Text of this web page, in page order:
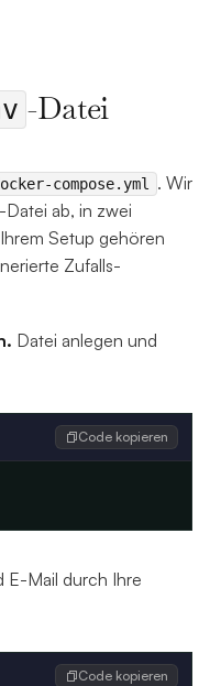
-Datei
compose.yml
. Wir
-Datei ab, in zwei
Setup gehören
Zufalls-
Datei anlegen und
Code kopieren
E-Mail durch Ihre
Code kopieren